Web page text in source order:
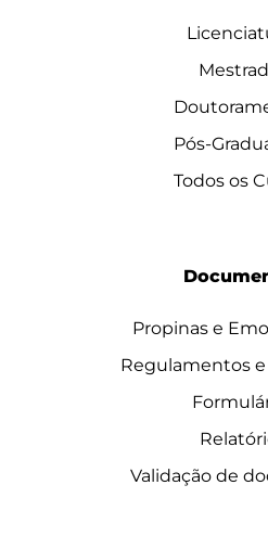
Pós-
Todos os
Propinas e
Regulamentos
Validação de